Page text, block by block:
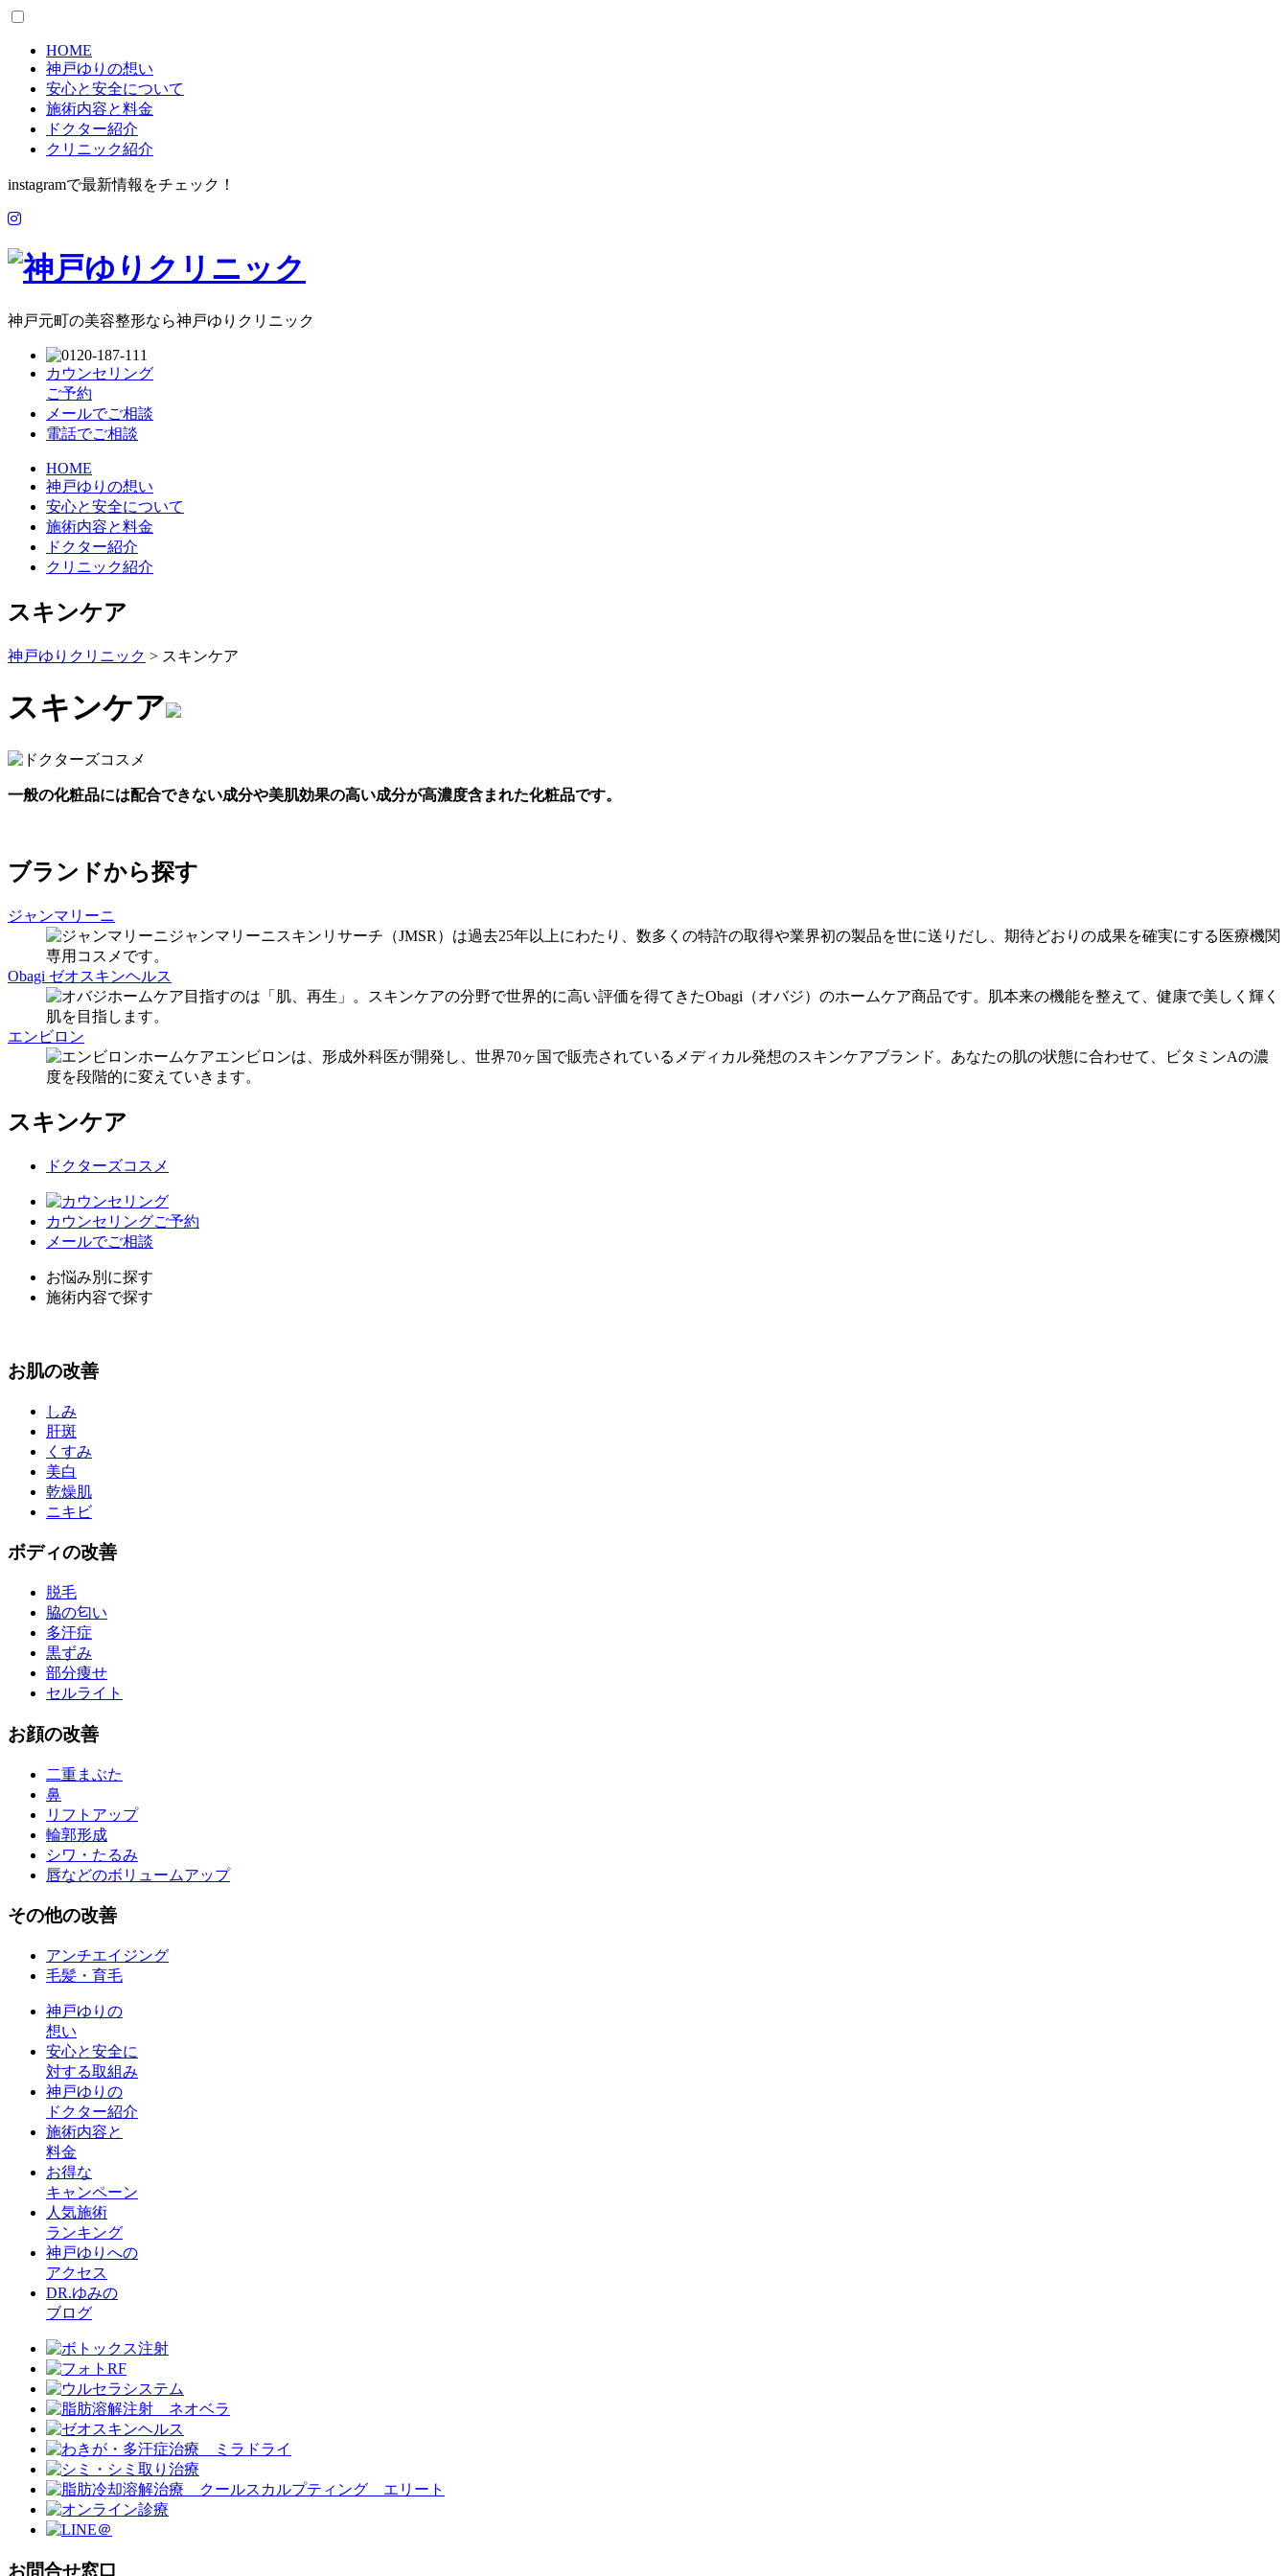
HOME
神戸ゆりの想い
安心と安全について
施術内容と料金
ドクター紹介
クリニック紹介
instagramで最新情報をチェック！
神戸元町の美容整形なら神戸ゆりクリニック
カウンセリング
ご予約
メールでご相談
電話でご相談
HOME
神戸ゆりの想い
安心と安全について
施術内容と料金
ドクター紹介
クリニック紹介
スキンケア
神戸ゆりクリニック > スキンケア
スキンケア
一般の化粧品には配合できない成分や美肌効果の高い成分が高濃度含まれた化粧品です。
ブランドから探す
ジャンマリーニ
ジャンマリーニスキンリサーチ（JMSR）は過去25年以上にわたり、数多くの特許の取得や業界初の製品を世に送りだし、期待どおりの成果を確実にする医療機関
専用コスメです。
Obagi ゼオスキンヘルス
目指すのは「肌、再生」。スキンケアの分野で世界的に高い評価を得てきたObagi（オバジ）のホームケア商品です。肌本来の機能を整えて、健康で美しく輝く
肌を目指します。
エンビロン
エンビロンは、形成外科医が開発し、世界70ヶ国で販売されているメディカル発想のスキンケアブランド。あなたの肌の状態に合わせて、ビタミンAの濃
度を段階的に変えていきます。
スキンケア
ドクターズコスメ
カウンセリングご予約
メールでご相談
お悩み別に探す
施術内容で探す
お肌の改善
しみ
肝斑
くすみ
美白
乾燥肌
ニキビ
ボディの改善
脱毛
脇の匂い
多汗症
黒ずみ
部分痩せ
セルライト
お顔の改善
二重まぶた
鼻
リフトアップ
輪郭形成
シワ・たるみ
唇などのボリュームアップ
その他の改善
アンチエイジング
毛髪・育毛
神戸ゆりの
想い
安心と安全に
対する取組み
神戸ゆりの
ドクター紹介
施術内容と
料金
お得な
キャンペーン
人気施術
ランキング
神戸ゆりへの
アクセス
DR.ゆみの
ブログ
お問合せ窓口